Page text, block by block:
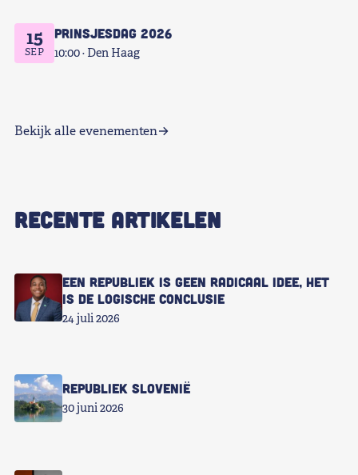
15
SEP
Prinsjesdag 2026
10:00 Den Haag
Bekijk alle evenementen
RECENTE ARTIKELEN
Een republiek is geen radicaal idee, het
is de logische conclusie
24 juli 2026
Republiek Slovenië
30 juni 2026